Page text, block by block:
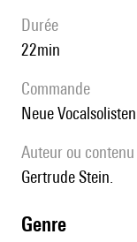
durée
22min
Commande
Neue
Auteur ou
Gertrude Stein.
genre